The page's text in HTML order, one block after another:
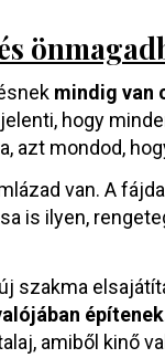
mindig van
hogy
azt mondod,
van. A
is ilyen,
szakma
építenek
amiből kinő